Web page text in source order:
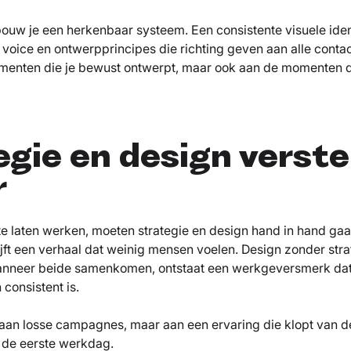
je een herkenbaar systeem. Een consistente visuele
en ontwerpprincipes die richting geven aan alle
die je bewust ontwerpt, maar ook aan de momenten
en design
laten werken, moeten strategie en design hand in hand
een verhaal dat weinig mensen voelen. Design zonder
beide samenkomen, ontstaat een werkgeversmerk
is.
losse campagnes, maar aan een ervaring die klopt van
eerste werkdag.